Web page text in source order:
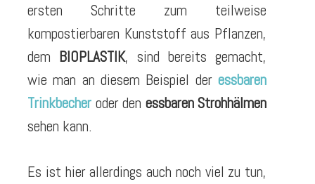
ersten Schritte zum teilweise
kompostierbaren Kunststoff aus Pflanzen,
dem BIOPLASTIK, sind bereits gemacht,
wie man an diesem Beispiel der essbaren
Trinkbecher oder den essbaren Strohhälmen
sehen kann.
Es ist hier allerdings auch noch viel zu tun,